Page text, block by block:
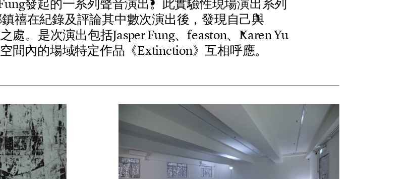
ung發起的一系列聲音演出。 此實驗性現場演出系列
鎮禧在紀錄及評論其中數次演出後 ，發現自己與
之處。 是次演出包括JasperFung、feaston、 KarenYu
空間內的場域特定作品 《Extinction》互相呼應。